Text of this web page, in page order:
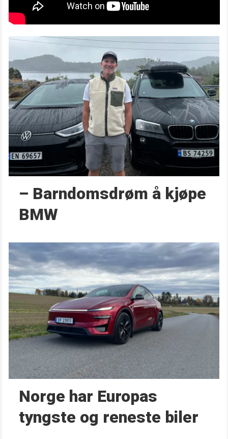
– Barndoms­drøm å kjøpe
BMW
Norge har Europas
tyngste og reneste biler